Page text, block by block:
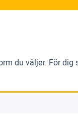
du väljer. För